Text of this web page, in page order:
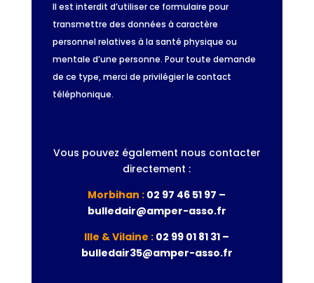
Il est interdit d’utiliser ce formulaire pour
transmettre des données à caractère
personnel relatives à la santé physique ou
mentale d’une personne. Pour toute demande
de ce type, merci de privilégier le contact
téléphonique.
Vous pouvez également nous contacter
directement :
Morbihan : 02 97 46 51 97 –
bulledair@amper-asso.fr
Ille & Vilaine : 02 99 01 81 31 –
bulledair35@amper-asso.fr